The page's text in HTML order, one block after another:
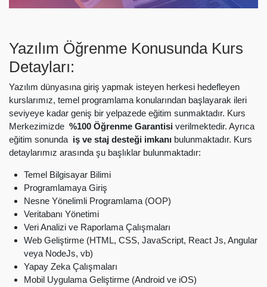
Yazılım Öğrenme Konusunda Kurs
Detayları:
Yazılım dünyasına giriş yapmak isteyen herkesi hedefleyen
kurslarımız, temel programlama konularından başlayarak ileri
seviyeye kadar geniş bir yelpazede eğitim sunmaktadır. Kurs
Merkezimizde %100 Öğrenme Garantisi verilmektedir. Ayrıca
eğitim sonunda iş ve staj desteği imkanı bulunmaktadır. Kurs
detaylarımız arasında şu başlıklar bulunmaktadır:
Temel Bilgisayar Bilimi
Programlamaya Giriş
Nesne Yönelimli Programlama (OOP)
Veritabanı Yönetimi
Veri Analizi ve Raporlama Çalışmaları
Web Geliştirme (HTML, CSS, JavaScript, React Js, Angular
veya NodeJs, vb)
Yapay Zeka Çalışmaları
Mobil Uygulama Geliştirme (Android ve iOS)